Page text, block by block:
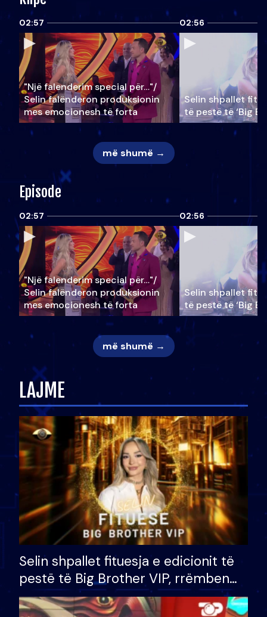
02:57
"Një falenderim special për…"/
Selin falënderon produksionin
mes emocionesh të forta
02:56
Selin shpallet
të pestë të ‘Big
më shumë →
Episode
02:57
"Një falenderim special për…"/
Selin falënderon produksionin
mes emocionesh të forta
02:56
Selin shpallet
të pestë të ‘Big
më shumë →
LAJME
Selin shpallet fituesja e edicionit të
pestë të Big Brother VIP, rrëmben
çmimin e madh prej 100 mijë eurosh